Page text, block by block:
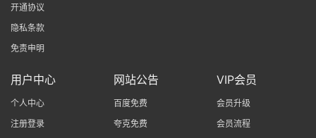
开通协议
隐私条款
免责申明
用户中心
个人中心
注册登录
网站公告
百度免费
夸克免费
VIP会员
会员升级
会员流程